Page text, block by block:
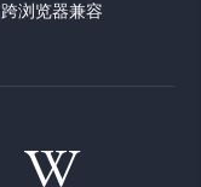
跨浏览器兼容